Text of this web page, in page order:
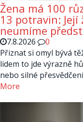
Žena má 100
13 potravin:
neumíme
7.8.2026
0
Přiznat si omyl bývá
lidem to jde výrazně
nebo silné
More